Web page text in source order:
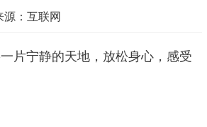
源：互联网
片宁静的天地，放松身心，感受